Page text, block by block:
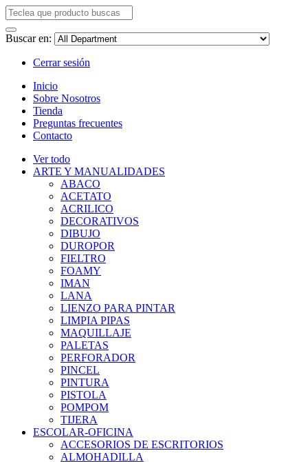
Buscar en:
Cerrar sesión
Inicio
Sobre Nosotros
Tienda
Preguntas frecuentes
Contacto
Ver todo
ARTE Y MANUALIDADES
ABACO
ACETATO
ACRILICO
DECORATIVOS
DIBUJO
DUROPOR
FIELTRO
FOAMY
IMAN
LANA
LIENZO PARA PINTAR
LIMPIA PIPAS
MAQUILLAJE
PALETAS
PERFORADOR
PINCEL
PINTURA
PISTOLA
POMPOM
TIJERA
ESCOLAR-OFICINA
ACCESORIOS DE ESCRITORIOS
ALMOHADILLA